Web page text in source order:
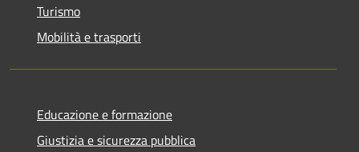
Turismo
Mobilità e trasporti
Educazione e formazione
Giustizia e sicurezza pubblica